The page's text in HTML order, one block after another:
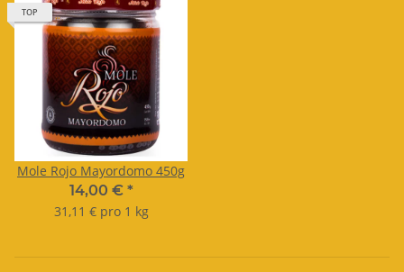
TOP
Mole Rojo Mayordomo 450g
14,00 € *
31,11 € pro 1 kg